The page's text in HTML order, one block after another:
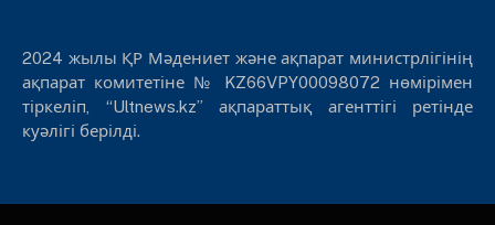
2024 жылы ҚР Мәдениет және ақпарат министрлігінің
ақпарат комитетіне № KZ66VPY00098072 нөмірімен
тіркеліп, “Ultnews.kz” ақпараттық агенттігі ретінде
куәлігі берілді.